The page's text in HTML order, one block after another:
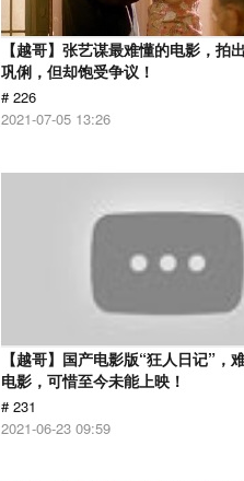
【越哥】张艺谋最难懂的电影，拍
巩俐，但却饱受争议！
# 226
2021-07-05 13:26
【越哥】国产电影版“狂人日记”，
电影，可惜至今未能上映！
# 231
2021-06-23 09:59